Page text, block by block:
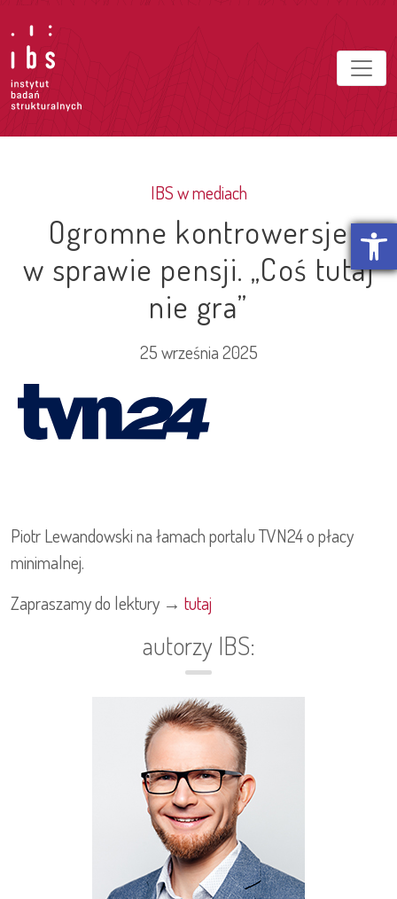
Otwórz
IBS w mediach
Ogromne kontrowersje
w sprawie pensji. „Coś tutaj
nie gra”
25 września 2025
Piotr Lewandowski na łamach portalu TVN24 o płacy
minimalnej.
Zapraszamy do lektury → tutaj
autorzy IBS: